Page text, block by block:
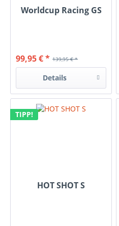
Worldcup Racing GS
139,95 € *
99,95 € *
Details
TIPP!
HOT SHOT S